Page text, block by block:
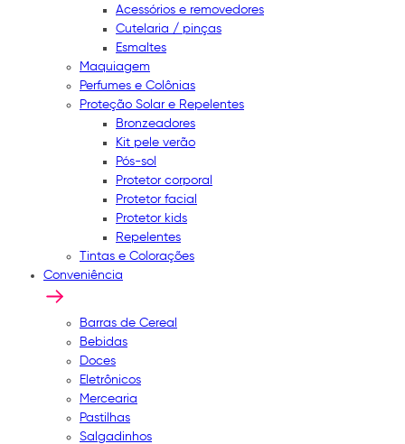
Acessórios e removedores
Cutelaria / pinças
Esmaltes
Maquiagem
Perfumes e Colônias
Proteção Solar e Repelentes
Bronzeadores
Kit pele verão
Pós-sol
Protetor corporal
Protetor facial
Protetor kids
Repelentes
Tintas e Colorações
Conveniência
Barras de Cereal
Bebidas
Doces
Eletrônicos
Mercearia
Pastilhas
Salgadinhos